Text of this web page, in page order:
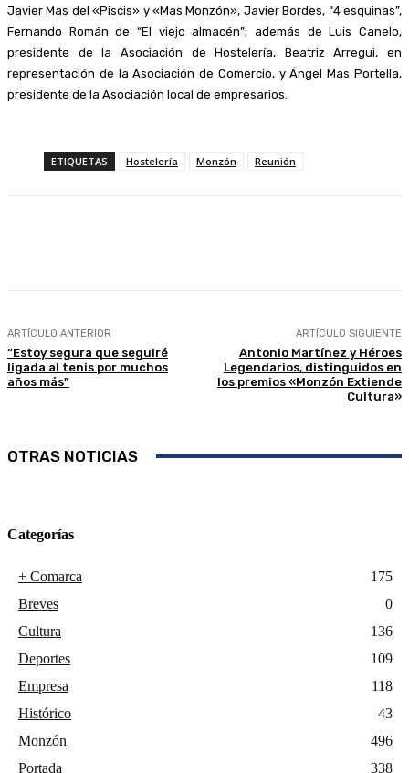
Javier Mas del «Piscis» y «Mas Monzón», Javier Bordes, “4 esquinas”,
Fernando Román de “El viejo almacén”; además de Luis Canelo,
presidente de la Asociación de Hostelería, Beatriz Arregui, en
representación de la Asociación de Comercio, y Ángel Mas Portella,
presidente de la Asociación local de empresarios.
ETIQUETAS Hostelería Monzón Reunión
ARTÍCULO ANTERIOR
“Estoy segura que seguiré
ligada al tenis por muchos
años más”
ARTÍCULO SIGUIENTE
Antonio Martínez y Héroes
Legendarios, distinguidos en
los premios «Monzón Extiende
Cultura»
OTRAS NOTICIAS
Categorías
+ Comarca
175
Breves
0
Cultura
136
Deportes
109
Empresa
118
Histórico
43
Monzón
496
Portada
338